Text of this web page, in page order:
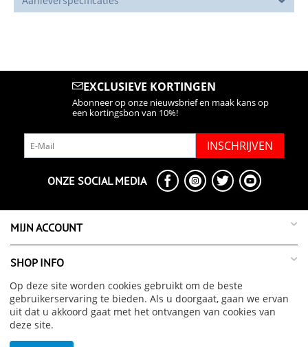
EXCLUSIEVE KORTINGEN
Abonneer op onze nieuwsbrief en maak kans op
een kortingsbon van 10%!
INSCHRIJVEN
ONZE SOCIAL MEDIA
MIJN ACCOUNT
SHOP INFO
SUPPORT INFO
OVER ONS
Op deze site worden cookies gebruikt om de beste
gebruikerservaring te bieden. Als u doorgaat, gaan we ervan
uit dat u akkoord gaat met het ontvangen van cookies van
deze site.